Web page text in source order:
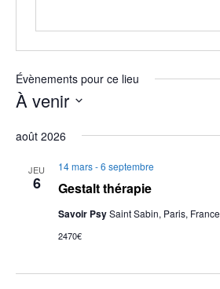
Évènements pour ce lieu
À venir
une
date.
août 2026
JEU
6 Gestalt thérapie
14 mars-6 septembre
Savoir PsySaint Sabin, Paris, France
2470€